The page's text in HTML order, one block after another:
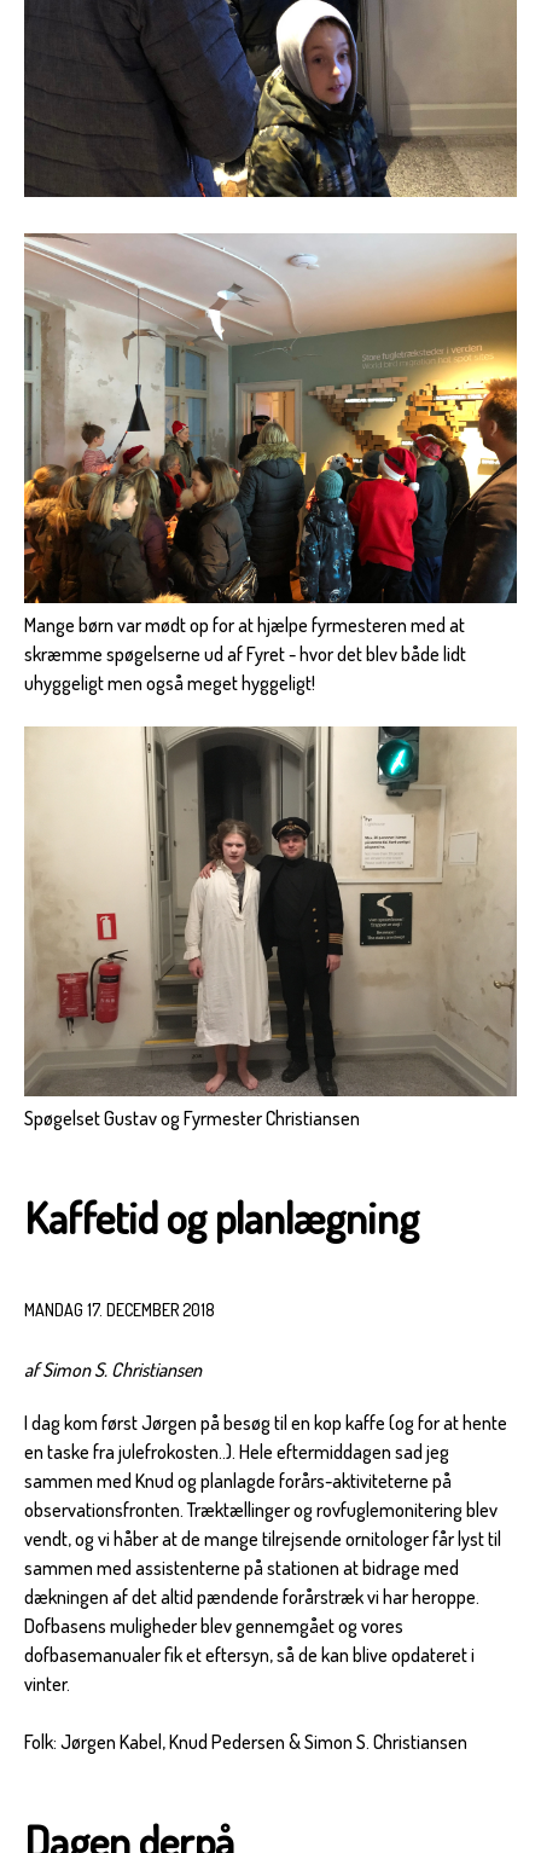
Mange børn var mødt op for at hjælpe fyrmesteren med at
skræmme spøgelserne ud af Fyret - hvor det blev både lidt
uhyggeligt men også meget hyggeligt!
Spøgelset Gustav og Fyrmester Christiansen
Kaffetid og planlægning
MANDAG 17. DECEMBER 2018
af Simon S. Christiansen
I dag kom først Jørgen på besøg til en kop kaffe (og for at hente
en taske fra julefrokosten..). Hele eftermiddagen sad jeg
sammen med Knud og planlagde forårs-aktiviteterne på
observationsfronten. Træktællinger og rovfuglemonitering blev
vendt, og vi håber at de mange tilrejsende ornitologer får lyst til
sammen med assistenterne på stationen at bidrage med
dækningen af det altid pændende forårstræk vi har heroppe.
Dofbasens muligheder blev gennemgået og vores
dofbasemanualer fik et eftersyn, så de kan blive opdateret i
vinter.
Folk: Jørgen Kabel, Knud Pedersen & Simon S. Christiansen
Dagen derpå